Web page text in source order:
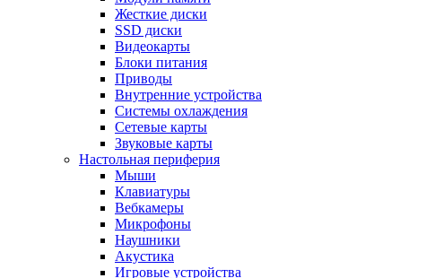
Жесткие диски
SSD диски
Видеокарты
Блоки питания
Приводы
Внутренние устройства
Системы охлаждения
Сетевые карты
Звуковые карты
Настольная периферия
Мыши
Клавиатуры
Вебкамеры
Микрофоны
Наушники
Акустика
Игровые устройства